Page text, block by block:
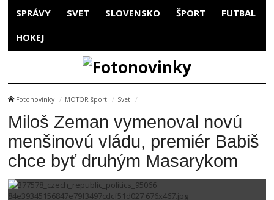
SPRÁVY SVET SLOVENSKO ŠPORT FUTBAL
HOKEJ
Fotonovinky MOTOR šport Svet
Miloš Zeman vymenoval novú
menšinovú vládu, premiér Babiš
chce byť druhým Masarykom